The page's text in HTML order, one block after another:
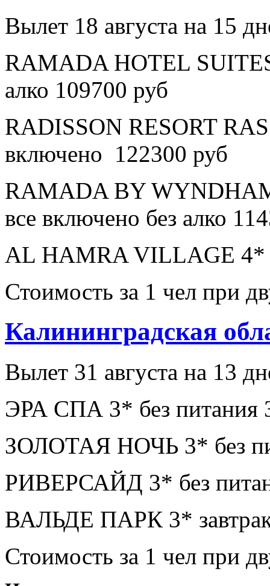
Вылет 18 августа на 15
RAMADA HOTEL
алко 109700 руб
RADISSON RESORT
включено 122300 руб
RAMADA BY
все включено без алко
AL HAMRA VILLAGE 4*
Стоимость за 1 чел при
Калининградская
Вылет 31 августа на 13
ЭРА СПА 3* без питания
ЗОЛОТАЯ НОЧЬ 3* без
РИВЕРСАЙД 3* без
ВАЛЬДЕ ПАРК 3*
Стоимость за 1 чел при